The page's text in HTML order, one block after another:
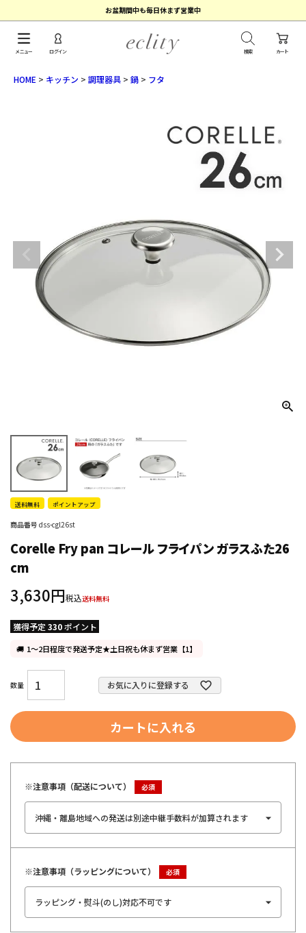
お盆期間中も毎日休まず営業中
カート
メニュー ログイン 検索
HOME キッチン 調理器具 鍋 フタ
送料無料 ポイントアップ
商品番号 dss-cgl26st
Corelle Fry pan コレール フライパン ガラスふた26
cm
3,630 税込送料無料
獲得予定 330 ポイント
1～2日程度で発送予定★土日祝も休まず営業【1】
お気に入りに登録する
カートに入れる
※注意事項（配送について）
※注意事項（ラッピングについて）